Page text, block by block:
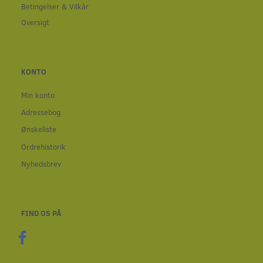
Betingelser & Vilkår
Oversigt
KONTO
Min konto
Adressebog
Ønskeliste
Ordrehistorik
Nyhedsbrev
FIND OS PÅ